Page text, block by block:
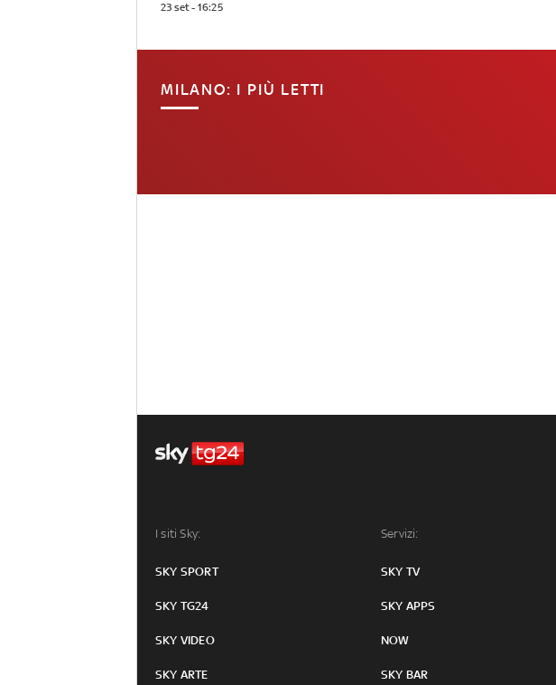
23 set - 16:25
MILANO: I PIÙ LETTI
I siti Sky:
SKY SPORT
SKY TG24
SKY VIDEO
SKY ARTE
Servizi:
SKY TV
SKY APPS
NOW
SKY BAR